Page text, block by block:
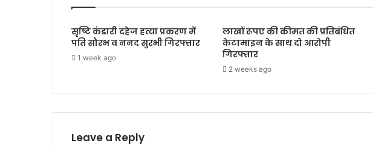
सृष्टि कंडारी दहेज हत्या प्रकरण में
पति सौरभ व ननद सुरभी गिरफ्तार
1 week ago
लाखों रूपए की कीमत की प्रतिबंधित
केटामाइन के साथ दो आरोपी
गिरफ्तार
2 weeks ago
Leave a Reply